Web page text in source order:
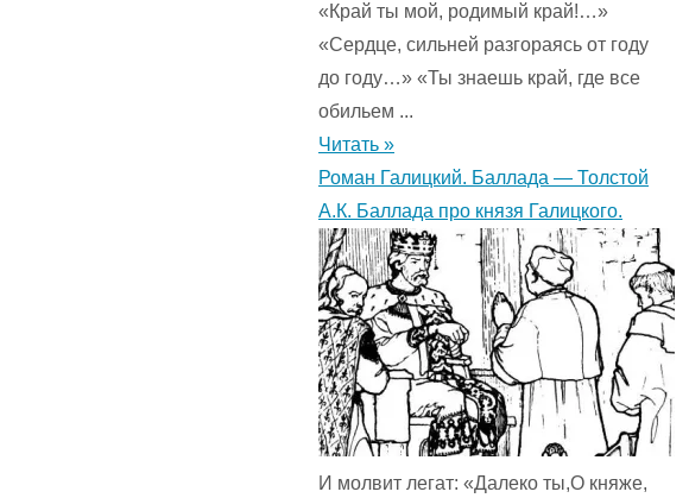
«Край ты мой, родимый край!…»
«Сердце, сильней разгораясь от году
до году…» «Ты знаешь край, где все
обильем ...
Читать »
Роман Галицкий. Баллада — Толстой
А.К. Баллада про князя Галицкого.
И молвит легат: «Далеко ты,О княже,